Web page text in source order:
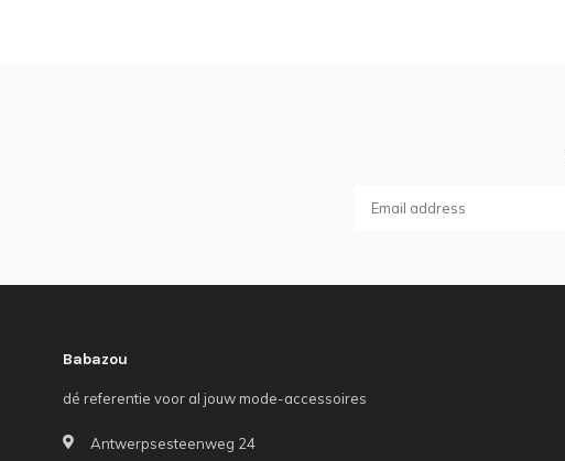
Babazou
dé referentie voor al jouw mode-accessoires
Antwerpsesteenweg 24